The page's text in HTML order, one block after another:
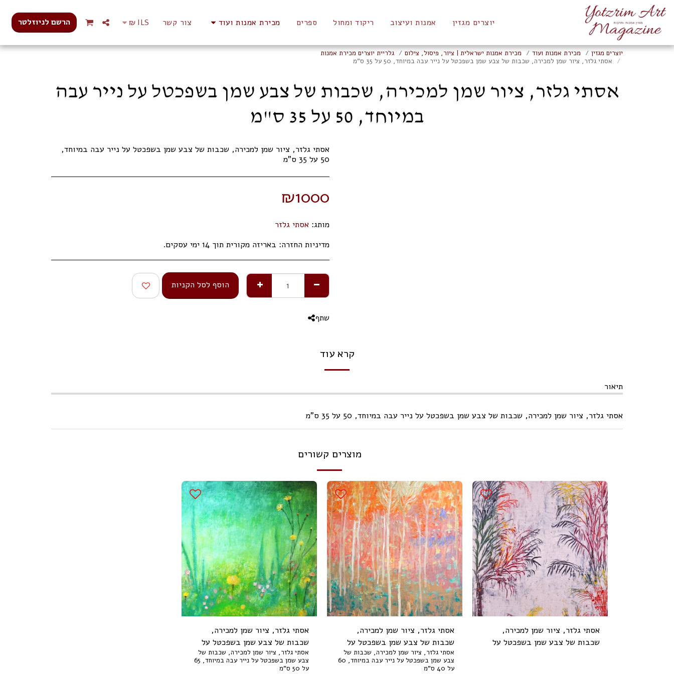
יוצרים מגזין אמנות ועיצוב ריקוד ומחול ספרים מכירת אמנות ועוד צור קשר ILS
₪ הרשם לניוזלטר
יוצרים מגזין מכירת אמנות ועוד מכירת אמנות ישראלית | ציור, פיסול, צילום
גלריית יוצרים מכירת אמנות
אסתי גלזר, ציור שמן למכירה, שכבות של צבע שמן בשפכטל על נייר עבה במיוחד, 50 על 35 ס"מ
אסתי גלזר, ציור שמן למכירה, שכבות של צבע שמן בשפכטל על נייר עבה
במיוחד, 50 על 35 ס"מ
אסתי גלזר, ציור שמן למכירה, שכבות של צבע שמן בשפכטל על נייר עבה במיוחד,
50 על 35 ס"מ
₪1000
מותג: אסתי גלזר
מדיניות החזרה: באריזה מקורית תוך 14 ימי עסקים.
הוסף לסל הקניות
שתף
קרא עוד
תיאור
אסתי גלזר, ציור שמן למכירה, שכבות של צבע שמן בשפכטל על נייר עבה במיוחד, 50 על 35 ס"מ
מוצרים קשורים
אסתי גלזר, ציור שמן למכירה,
שכבות של צבע שמן בשפכטל על
אסתי גלזר, ציור שמן למכירה,
שכבות של צבע שמן בשפכטל על
נייר עבה במיוחד, 60 על 40 ס"מ
אסתי גלזר, ציור שמן למכירה, שכבות של
צבע שמן בשפכטל על נייר עבה במיוחד, 60
על 40 ס"מ
אסתי גלזר, ציור שמן למכירה,
שכבות של צבע שמן בשפכטל על
נייר עבה במיוחד, 65 על 50 ס"מ
אסתי גלזר, ציור שמן למכירה, שכבות של
צבע שמן בשפכטל על נייר עבה במיוחד, 65
על 50 ס"מ